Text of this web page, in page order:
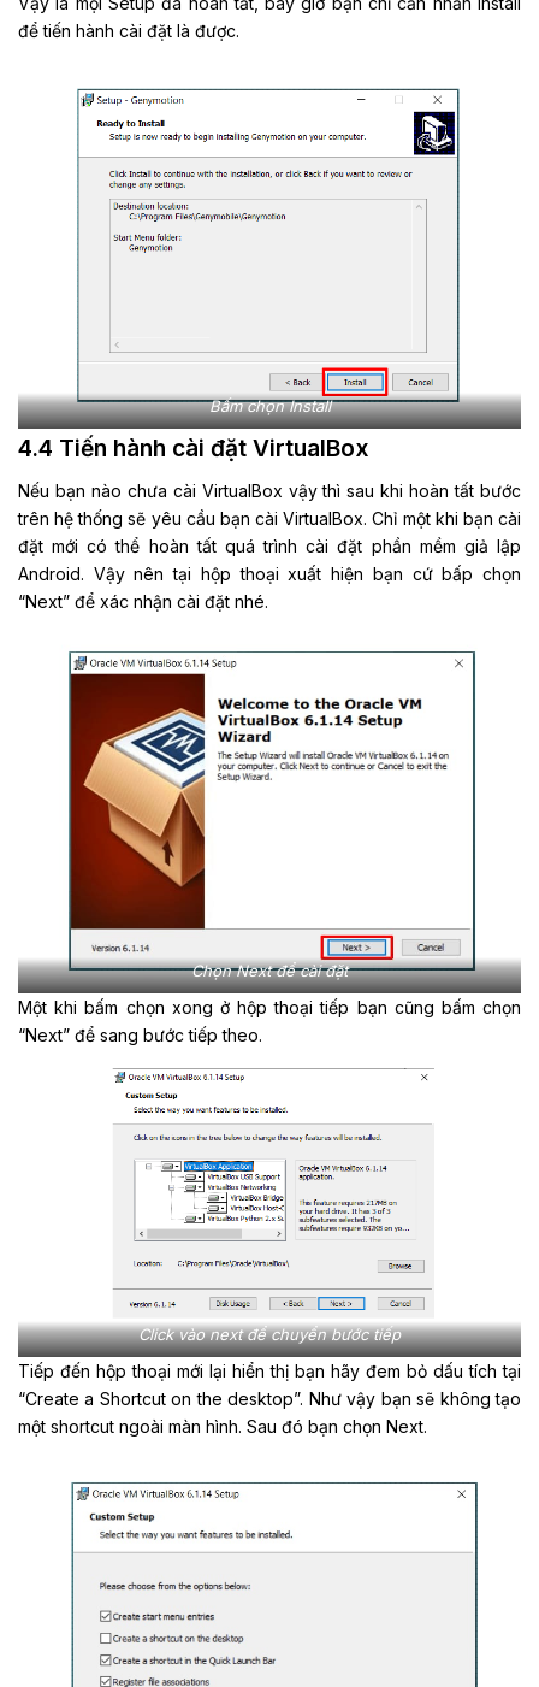
để tiến hành cài đặt là được.
Bấm chọn Install
4.4 Tiến hành cài đặt VirtualBox
Nếu bạn nào chưa cài VirtualBox vậy thì sau khi hoàn tất bước
trên hệ thống sẽ yêu cầu bạn cài VirtualBox. Chỉ một khi bạn cài
đặt mới có thể hoàn tất quá trình cài đặt phần mềm giả lập
Android. Vậy nên tại hộp thoại xuất hiện bạn cứ bấp chọn
“Next” để xác nhận cài đặt nhé.
Chọn Next để cài đặt
Một khi bấm chọn xong ở hộp thoại tiếp bạn cũng bấm chọn
“Next” để sang bước tiếp theo.
Click vào next để chuyển bước tiếp
Tiếp đến hộp thoại mới lại hiển thị bạn hãy đem bỏ dấu tích tại
“Create a Shortcut on the desktop”. Như vậy bạn sẽ không tạo
một shortcut ngoài màn hình. Sau đó bạn chọn Next.